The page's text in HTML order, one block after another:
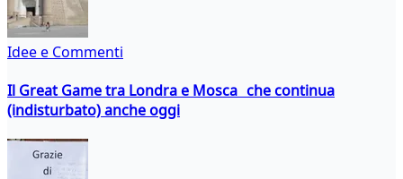
Idee e Commenti
Il Great Game tra Londra e Mosca che continua
(indisturbato) anche oggi